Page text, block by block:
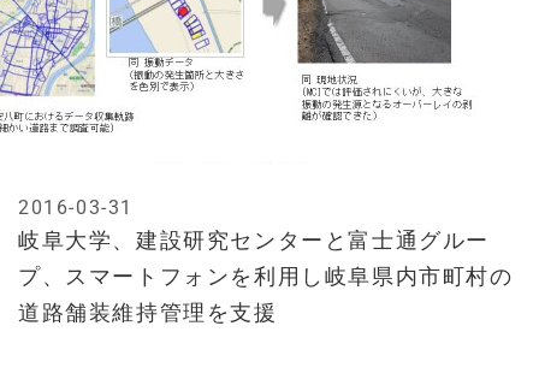
岐阜大学、建設研究センターと富士通グルー
プ、スマートフォンを利用し岐阜県内市町村の
道路舗装維持管理を支援
2016-03-31